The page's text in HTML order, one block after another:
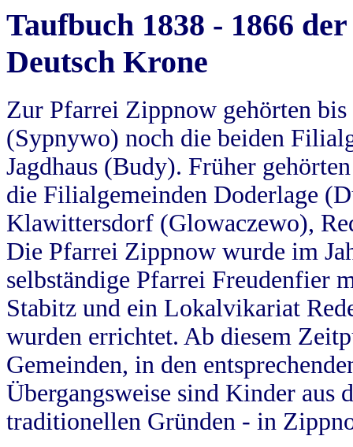
Taufbuch 1838 - 1866
Deutsch Krone
Zur Pfarrei Zippnow gehörten
(Sypnywo) noch die beiden
Jagdhaus (Budy). Früher
die Filialgemeinden Doderlage
Klawittersdorf (Glowaczewo),
Die Pfarrei Zippnow wurde im
selbständige Pfarrei Freudenfier
Stabitz und ein Lokalvikariat
wurden errichtet. Ab diesem
Gemeinden, in den
Übergangsweise sind Kinder aus
traditionellen Gründen - in